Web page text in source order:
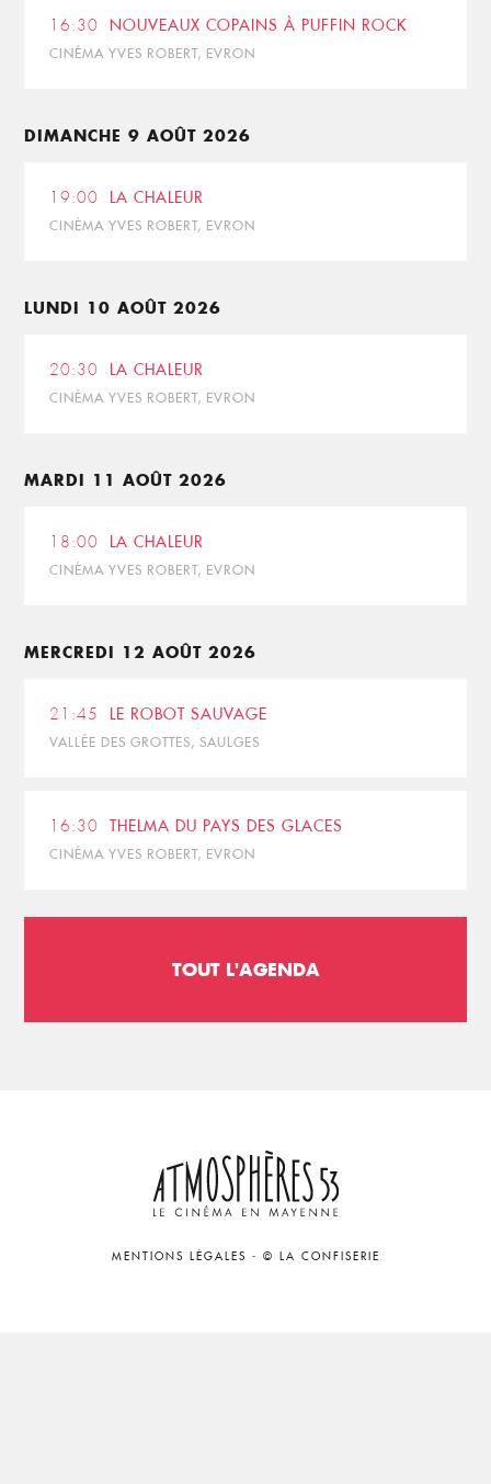
16:30 NOUVEAUX COPAINS À PUFFIN ROCK
CINÉMA YVES ROBERT, EVRON
DIMANCHE 9 AOÛT 2026
19:00 LA CHALEUR
CINÉMA YVES ROBERT, EVRON
LUNDI 10 AOÛT 2026
20:30 LA CHALEUR
CINÉMA YVES ROBERT, EVRON
MARDI 11 AOÛT 2026
18:00 LA CHALEUR
CINÉMA YVES ROBERT, EVRON
MERCREDI 12 AOÛT 2026
21:45 LE ROBOT SAUVAGE
VALLÉE DES GROTTES, SAULGES
16:30 THELMA DU PAYS DES GLACES
CINÉMA YVES ROBERT, EVRON
TOUT L'AGENDA
MENTIONS LÉGALES - © LA CONFISERIE